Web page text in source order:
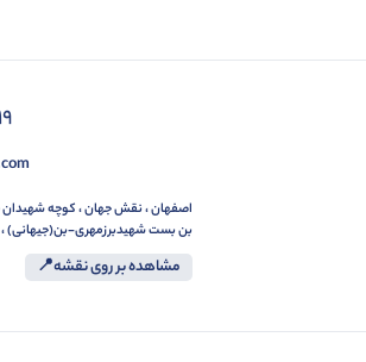
اصفهان ، نقش جهان ، کوچه شهیدان
بن بست شهیدبرزمهری-بن(جیهانی) ، پلاک : 0.0
مشاهده بر روی نقشه📍